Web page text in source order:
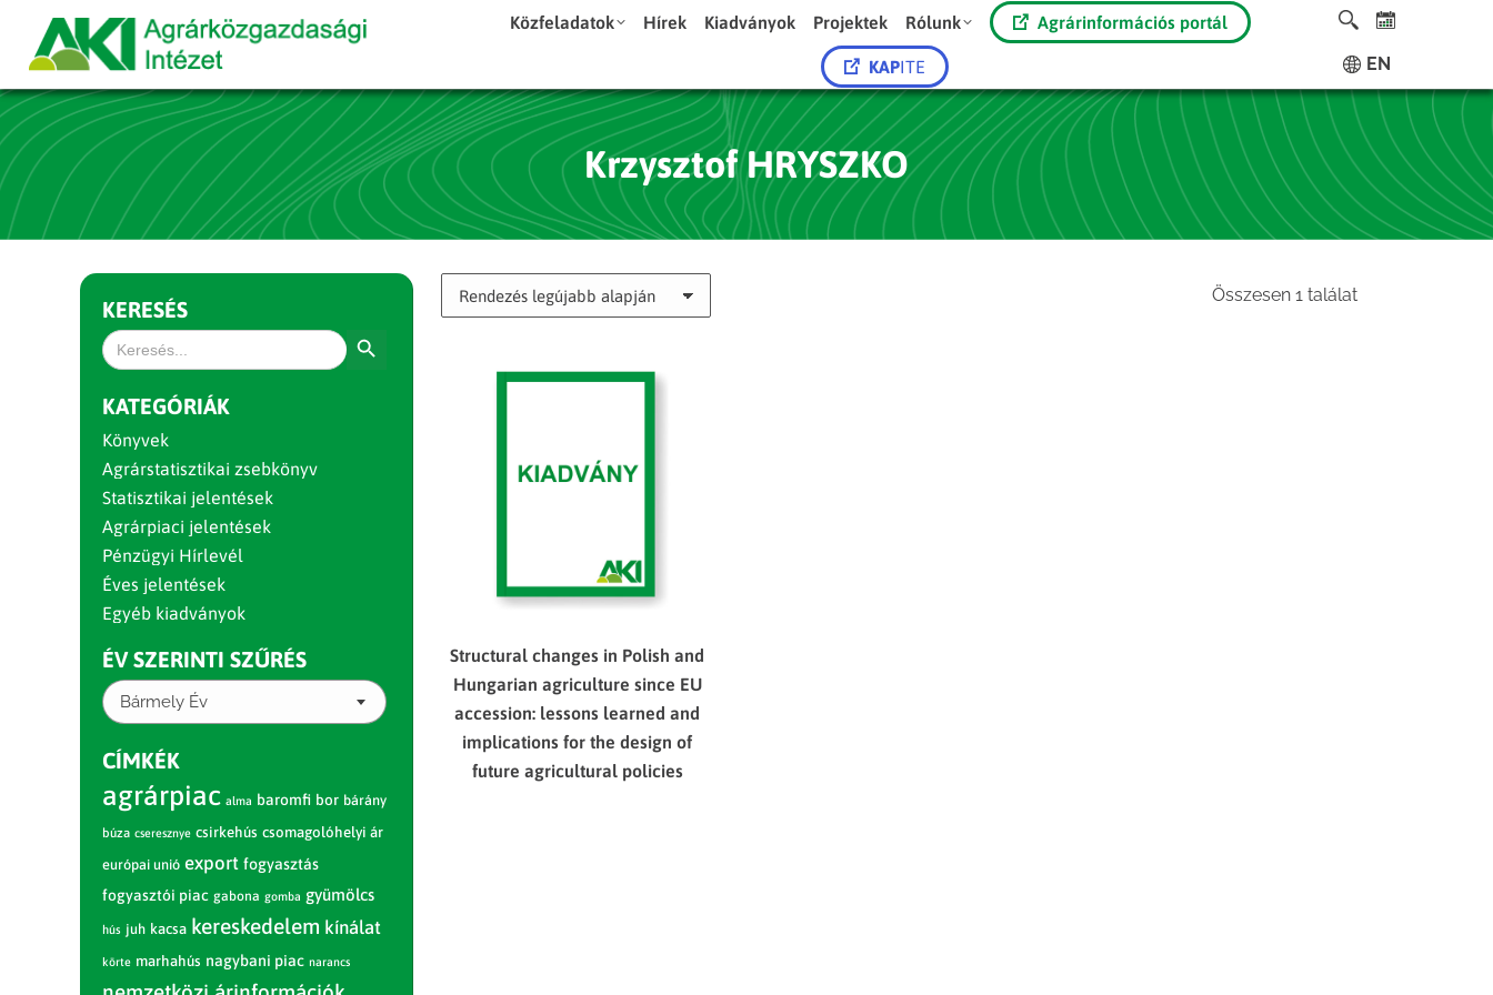
Közfeladatok Hírek Kiadványok Projektek Rólunk Agrárinformációs portál
KAPITE EN
Krzysztof HRYSZKO
Összesen 1 találat
Structural changes in Polish and
Hungarian agriculture since EU
accession: lessons learned and
implications for the design of
future agricultural policies
KERESÉS
Search
for:
KATEGÓRIÁK
Könyvek
Agrárstatisztikai zsebkönyv
Statisztikai jelentések
Agrárpiaci jelentések
Pénzügyi Hírlevél
Éves jelentések
Egyéb kiadványok
ÉV SZERINTI SZŰRÉS
Bármely Év
CÍMKÉK
agrárpiac alma baromfi bor bárány
búza cseresznye csirkehús csomagolóhelyi ár
európai unió export fogyasztás
fogyasztói piac gabona gomba gyümölcs
hús juh kacsa kereskedelem kínálat
körte marhahús nagybani piac narancs